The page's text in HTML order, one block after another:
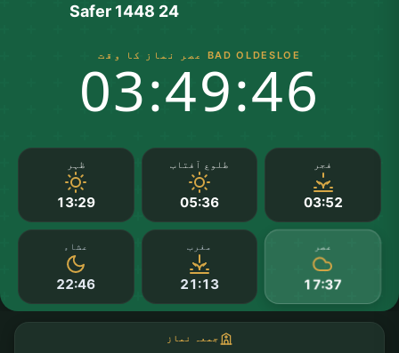
24 Safer 1448
BAD OLDESLOE عصر نماز کا وقت
03:49:45
فجر
03:52
طلوع آفتاب
05:36
ظہر
13:29
عصر
17:37
مغرب
21:13
عشاء
22:46
جمعہ نماز